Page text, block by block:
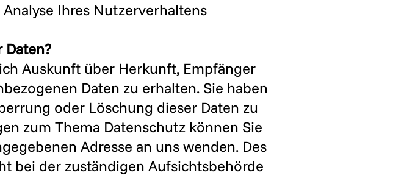
Ihres Nutzerverhaltens
Daten?
Auskunft über Herkunft, Empfänger
Daten zu erhalten. Sie haben
oder Löschung dieser Daten zu
zum Thema Datenschutz können Sie
Adresse an uns wenden. Des
bei der zuständigen Aufsichtsbehörde